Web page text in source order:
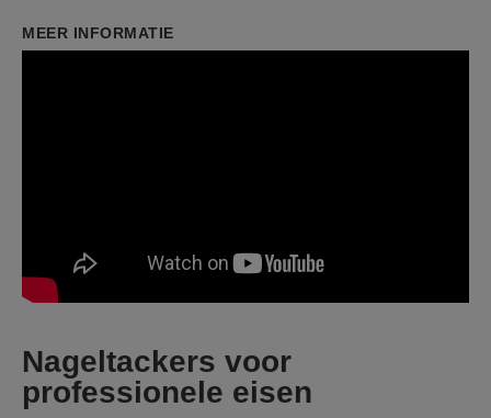
MEER INFORMATIE
Nageltackers voor
professionele eisen